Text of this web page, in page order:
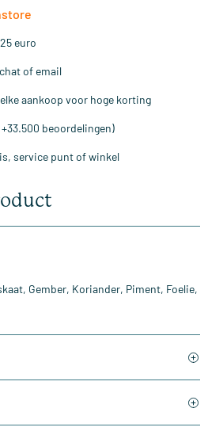
euro
of email
aankoop voor hoge korting
beoordelingen)
service punt of winkel
Gember, Koriander, Piment, Foelie,